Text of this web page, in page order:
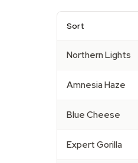
Sort
Northern Lights
Amnesia Haze
Blue Cheese
Expert Gorilla